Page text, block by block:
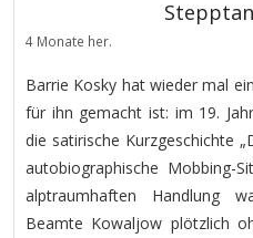
4 Monate her.
Barrie Kosky hat wieder mal
für ihn gemacht ist: im 19.
die satirische Kurzgeschichte
autobiographische Mobbing-
alptraumhaften Handlung
Beamte Kowaljow plötzlich